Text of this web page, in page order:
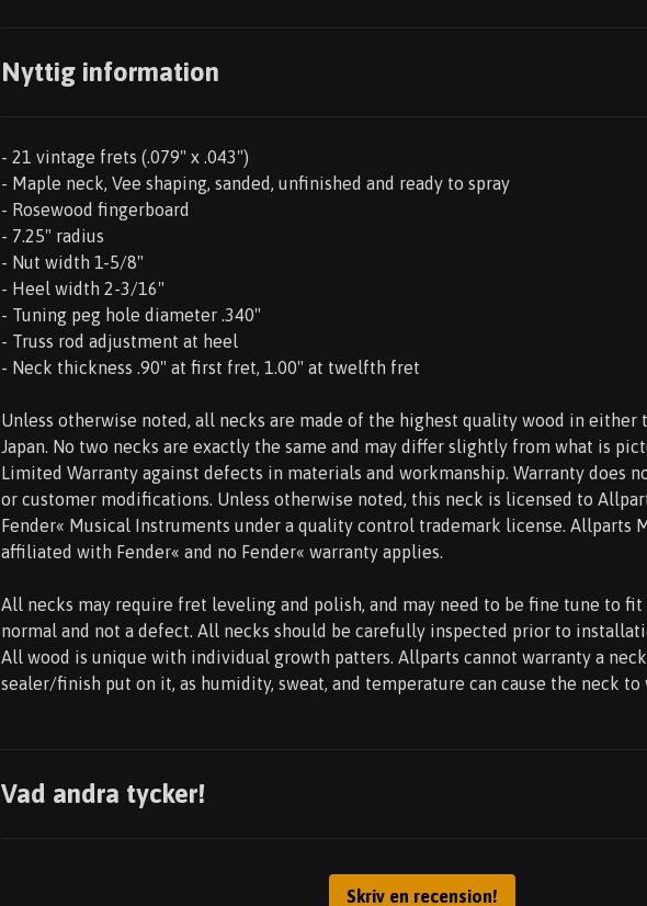
Nyttig information
- 21 vintage frets (.079" x .043")
- Maple neck, Vee shaping, sanded, unfinished and ready to spray
- Rosewood fingerboard
- 7.25" radius
- Nut width 1-5/8"
- Heel width 2-3/16"
- Tuning peg hole diameter .340"
- Truss rod adjustment at heel
- Neck thickness .90" at first fret, 1.00" at twelfth fret
Unless otherwise noted, all necks are made of the highest quality wood in either
Japan. No two necks are exactly the same and may differ slightly from what is
Limited Warranty against defects in materials and workmanship. Warranty does
or customer modifications. Unless otherwise noted, this neck is licensed to
Fender« Musical Instruments under a quality control trademark license. Allparts
affiliated with Fender« and no Fender« warranty applies.
All necks may require fret leveling and polish, and may need to be fine tune to
normal and not a defect. All necks should be carefully inspected prior to
All wood is unique with individual growth patters. Allparts cannot warranty a
sealer/finish put on it, as humidity, sweat, and temperature can cause the neck to
Vad andra tycker!
Skriv en recension!